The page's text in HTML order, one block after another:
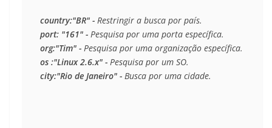
country:"BR" -
port: "161" -
org:"Tim" -
os :"Linux 2.6.x" -
city:"Rio de Janeiro" - Busca por uma cidade.